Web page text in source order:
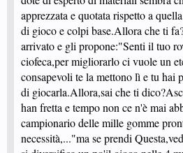
apprezzata e quotata rispetto a
di gioco e colpi base.Allora che ti
arrivato e gli propone:"Senti il tuo
ciofeca,per migliorarlo ci vuole un
consapevoli te la mettono lì e tu hai
di giocarla.Allora,sai che ti
han fretta e tempo non ce n'è mai
campionario delle mille gomme
necessità,..."ma se prendi